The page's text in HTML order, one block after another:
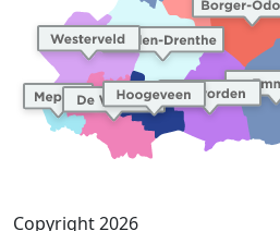
Copyright 2026